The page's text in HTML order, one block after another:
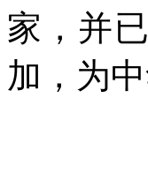
家，并
加，为